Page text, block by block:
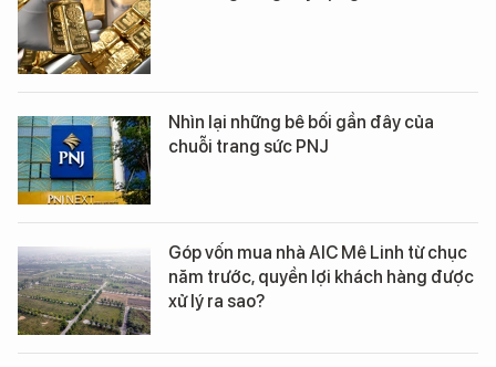
Nhìn lại những bê bối gần đây của
chuỗi trang sức PNJ
Góp vốn mua nhà AIC Mê Linh từ chục
năm trước, quyền lợi khách hàng được
xử lý ra sao?